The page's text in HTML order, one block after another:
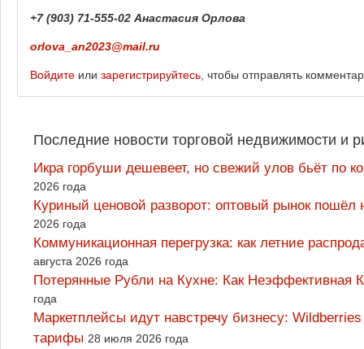
+7 (903) 71-555-02 Анастасия Орлова
orlova_an2023@mail.ru
Войдите или зарегистрируйтесь , чтобы отправлять
Последние новости торговой недвижимости и
Икра горбуши дешевеет, но свежий улов бьёт по
2026 года
Куриный ценовой разворот: оптовый рынок
2026 года
Коммуникационная перегрузка: как летние
августа 2026 года
Потерянные Рубли на Кухне: Как
года
Маркетплейсы идут навстречу бизнесу:
тарифы 28 июля 2026 года